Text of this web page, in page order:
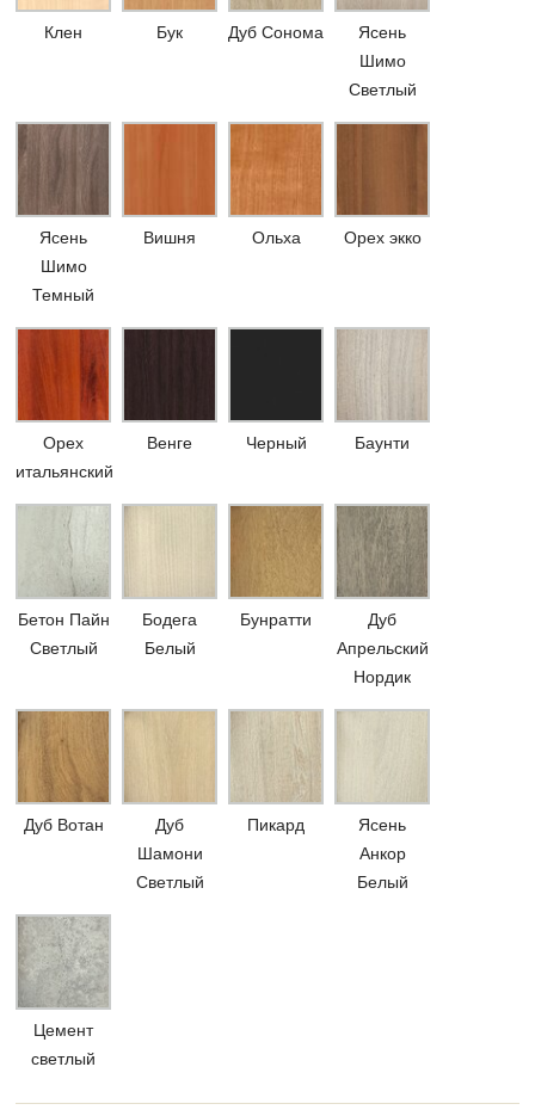
Клен Бук Дуб Сонома
Ясень
Шимо
Светлый
Ясень
Шимо
Темный
Вишня Ольха Орех экко
Орех
итальянский
Венге Черный Баунти
Бетон Пайн
Светлый
Бодега
Белый
Бунратти
Дуб
Апрельский
Нордик
Дуб Вотан
Дуб
Шамони
Светлый
Пикард
Ясень
Анкор
Белый
Цемент
светлый